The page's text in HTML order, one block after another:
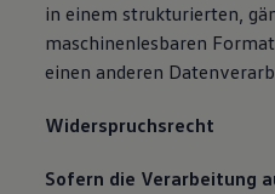
in einem strukturierten,
maschinenlesbaren
einen anderen
Widerspruchsrecht
Sofern die Verarbeitung